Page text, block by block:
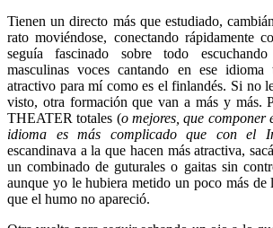
Tienen un directo más que estudiado,
rato moviéndose, conectando rápidamente
seguía fascinado sobre todo
masculinas voces cantando en ese
atractivo para mí como es el finlandés. Si no
visto, otra formación que van a más y más.
THEATER totales (o mejores, que componer
idioma es más complicado que con el
escandinava a la que hacen más atractiva,
un combinado de guturales o gaitas sin
aunque yo le hubiera metido un poco más de
que el humo no apareció.